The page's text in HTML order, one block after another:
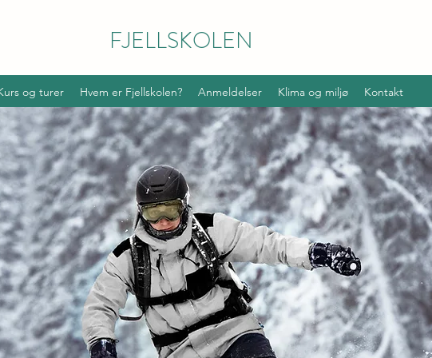
FJELLSKOLEN
og turer Hvem er Fjellskolen? Anmeldelser Klima og miljø Kontakt